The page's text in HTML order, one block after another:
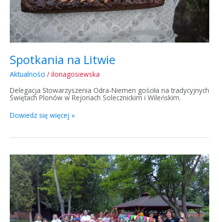
Spotkania na Litwie
Aktualności / ilonagosiewska
Delegacja Stowarzyszenia Odra-Niemen gościła na tradycyjnych
Świętach Plonów w Rejonach Solecznickim i Wileńskim.
Dowiedz się więcej »
Letnie
kolonie
dla
dzieci
z
obwodu
lwowskiego
i
Lwowa